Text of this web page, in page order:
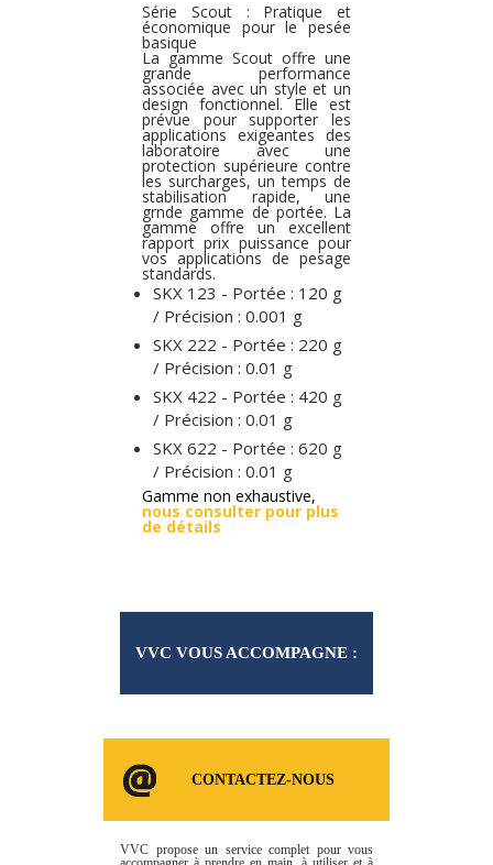
Série Scout : Pratique et
économique pour le pesée
basique
La gamme Scout offre une
grande performance
associée avec un style et un
design fonctionnel. Elle est
prévue pour supporter les
applications exigeantes des
laboratoire avec une
protection supérieure contre
les surcharges, un temps de
stabilisation rapide, une
grnde gamme de portée. La
gamme offre un excellent
rapport prix puissance pour
vos applications de pesage
standards.
SKX 123 - Portée : 120 g
/ Précision : 0.001 g
SKX 222 - Portée : 220 g
/ Précision : 0.01 g
SKX 422 - Portée : 420 g
/ Précision : 0.01 g
SKX 622 - Portée : 620 g
/ Précision : 0.01 g
Gamme non exhaustive,
nous consulter pour plus
de détails
VVC VOUS ACCOMPAGNE :
CONSOMMABLES ET
SERVICES
CONTACTEZ-NOUS
VVC propose un service complet pour vous